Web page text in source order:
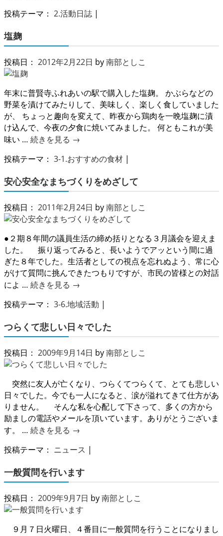
投稿テーマ： 2.活動日誌 |
塩麹
投稿日： 2012年2月22日 by南部としこ
年末に普賢寺ふれあいの駅で購入した塩麹。 かぶらなどの
野菜を漬けてみたりして、美味しく、楽しく食していました
が、 ちょっと趣向を変えて、昨夜から鶏肉を一晩塩麹に漬
け込んで、今夜の夕食に焼いてみました。 何ともこれが美
味い … 続きを見る →
投稿テーマ： 3-1.おすすめの食材 |
安心安全なまちづくりをめざして
投稿日： 2011年2月24日 by南部としこ
●２期８年間の議員生活の締め括りとなる３月議会を迎えま
した。 振り返ってみると、長いようでアッという間に過
ぎた８年でした。生活者としての視点を忘れぬよう、常に心
がけて質問に挑んできたつもりですが、市民の皆様との対話
によ … 続きを見る →
投稿テーマ： 3-6.地域活動 |
つらくて悲しい日々でした
投稿日： 2009年9月14日 by南部としこ
突然に友人が亡くなり、つらくてつらくて、とても悲しい
日々でした。今でも一人になると、涙が溢れてきて仕方があ
りません。 そんな私を心配して下さって、多くの方から
励ましの電話やメールを頂いています。ありがとうございま
す。 … 続きを見る →
投稿テーマ： ニュース |
一般質問を行います
投稿日： 2009年9月7日 by南部としこ
９月７日火曜日、４番目に一般質問を行うことになりまし